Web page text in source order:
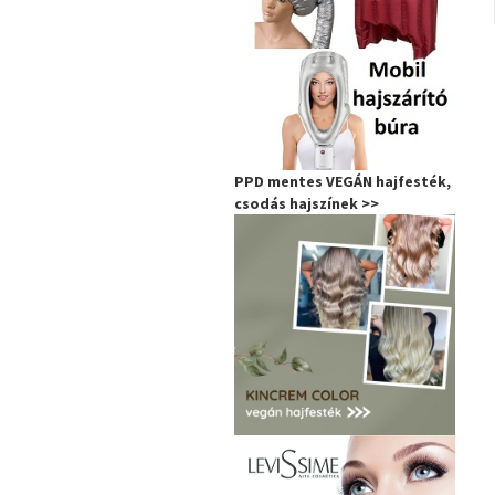
PPD mentes VEGÁN hajfesték,
csodás hajszínek >>